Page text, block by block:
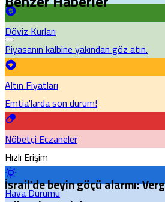
Döviz Kurları
Piyasanın kalbine yakından göz atın.
Altın Fiyatları
Emtia'larda son durum!
Nöbetçi Eczaneler
Hızlı Erişim
Hava Durumu
İsrail’de beyin göçü alarmı: